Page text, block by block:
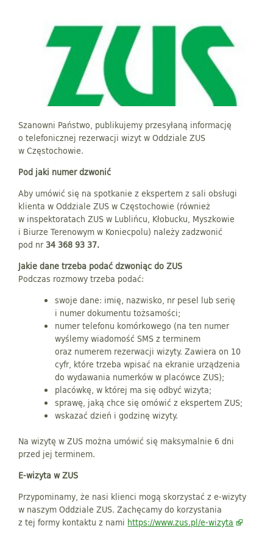
Szanowni Państwo, publikujemy przesyłaną informację
o telefonicznej rezerwacji wizyt w Oddziale ZUS
w Częstochowie.
Pod jaki numer dzwonić
Aby umówić się na spotkanie z ekspertem z sali obsługi
klienta w Oddziale ZUS w Częstochowie (również
w inspektoratach ZUS w Lublińcu, Kłobucku, Myszkowie
i Biurze Terenowym w Koniecpolu) należy zadzwonić
pod nr34 368 93 37.
Jakie dane trzeba podać dzwoniąc do ZUS
Podczas rozmowy trzeba podać:
swoje dane: imię, nazwisko, nr pesel lub serię
i numer dokumentu tożsamości;
numer telefonu komórkowego (na ten numer
wyślemy wiadomość SMS z terminem
oraz numerem rezerwacji wizyty. Zawiera on 10
cyfr, które trzeba wpisać na ekranie urządzenia
do wydawania numerków w placówce ZUS);
placówkę, w której ma się odbyć wizyta;
sprawę, jaką chce się omówić z ekspertem ZUS;
wskazać dzień i godzinę wizyty.
Na wizytę w ZUS można umówić się maksymalnie 6 dni
przed jej terminem.
E-wizyta w ZUS
Przypominamy, że nasi klienci mogą skorzystać z e-wizyty
w naszym Oddziale ZUS. Zachęcamy do korzystania
z tej formy kontaktu z nami https://www.zus.pl/e-wizyta